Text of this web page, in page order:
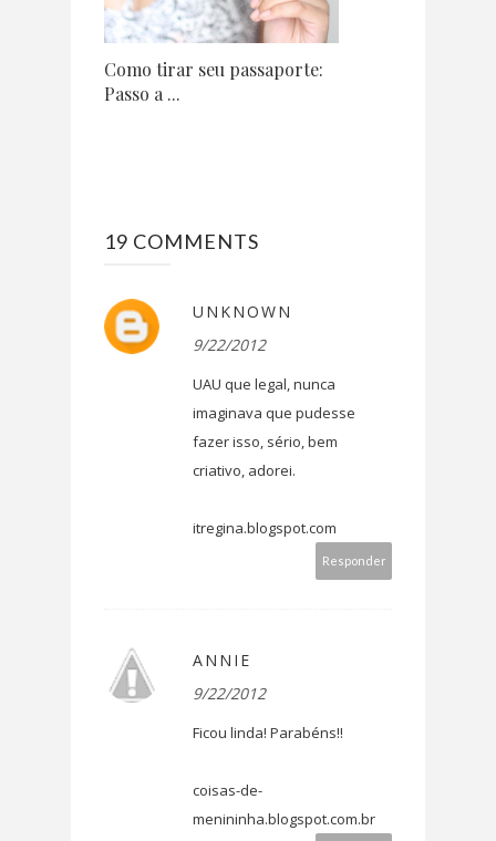
Como tirar seu passaporte:
Passo a ...
19 COMMENTS
UNKNOWN
9/22/2012
UAU que legal, nunca
imaginava que pudesse
fazer isso, sério, bem
criativo, adorei.
itregina.blogspot.com
Responder
ANNIE
9/22/2012
Ficou linda! Parabéns!!
coisas-de-
menininha.blogspot.com.br